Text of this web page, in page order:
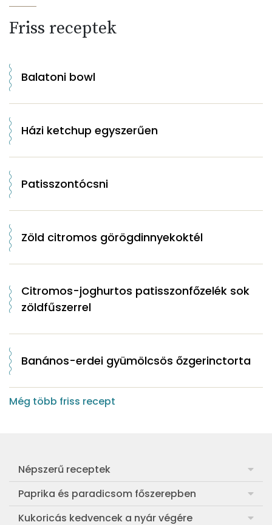
Friss receptek
Balatoni bowl
Házi ketchup egyszerűen
Patisszontócsni
Zöld citromos görögdinnyekoktél
Citromos-joghurtos patisszonfőzelék sok
zöldfűszerrel
Banános-erdei gyümölcsös őzgerinctorta
Még több friss recept
Népszerű receptek
Frankfurti leves
Egyszerű muffin
Paprika és paradicsom főszerepben
Pan con Tomate
Kukoricás kedvencek a nyár végére